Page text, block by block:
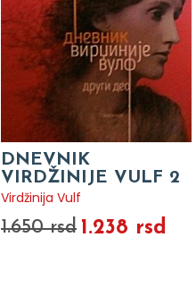
DNEVNIK
VIRDŽINIJE VULF 2
Virdžinija Vulf
1.650 rsd 1.238 rsd